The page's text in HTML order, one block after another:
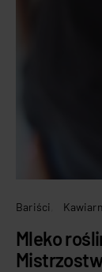
Bariści
Mleko